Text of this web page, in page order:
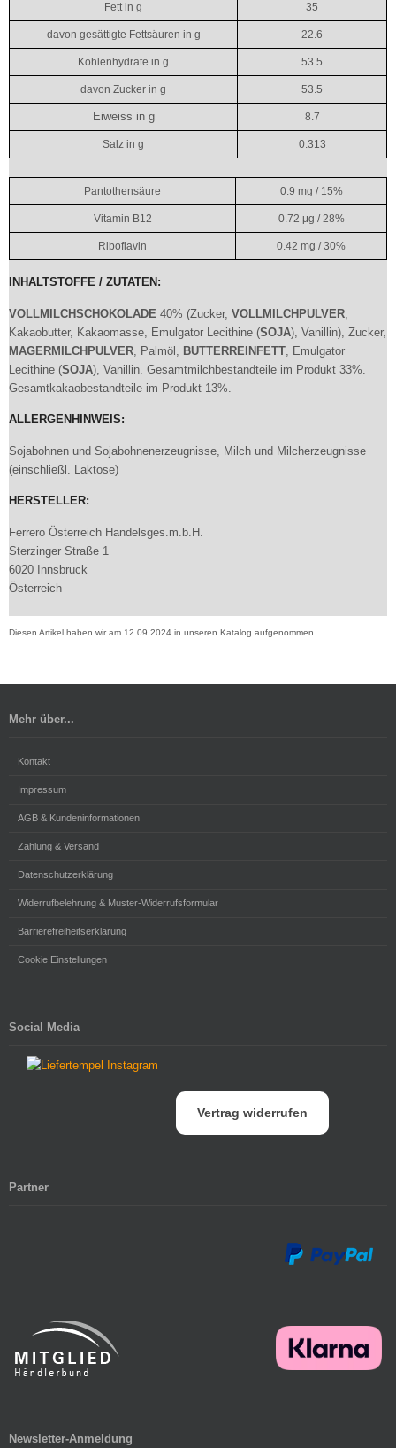
Fett in g 35
davon gesättigte Fettsäuren in g 22.6
Kohlenhydrate in g 53.5
davon Zucker in g 53.5
Eiweiss in g 8.7
Salz in g 0.313
Pantothensäure 0.9 mg / 15%
Vitamin B12 0.72 μg / 28%
Riboflavin 0.42 mg / 30%
INHALTSTOFFE / ZUTATEN:
VOLLMILCHSCHOKOLADE 40% (Zucker, VOLLMILCHPULVER,
Kakaobutter, Kakaomasse, Emulgator Lecithine (SOJA), Vanillin), Zucker,
MAGERMILCHPULVER, Palmöl, BUTTERREINFETT, Emulgator
Lecithine (SOJA), Vanillin. Gesamtmilchbestandteile im Produkt 33%.
Gesamtkakaobestandteile im Produkt 13%.
ALLERGENHINWEIS:
Sojabohnen und Sojabohnenerzeugnisse, Milch und Milcherzeugnisse
(einschließl. Laktose)
HERSTELLER:
Ferrero Österreich Handelsges.m.b.H.
Sterzinger Straße 1
6020 Innsbruck
Österreich
Diesen Artikel haben wir am 12.09.2024 in unseren Katalog aufgenommen.
Mehr über...
Kontakt
Impressum
AGB & Kundeninformationen
Zahlung & Versand
Datenschutzerklärung
Widerrufbelehrung & Muster-Widerrufsformular
Barrierefreiheitserklärung
Cookie Einstellungen
Social Media
Vertrag widerrufen
Partner
Newsletter-Anmeldung